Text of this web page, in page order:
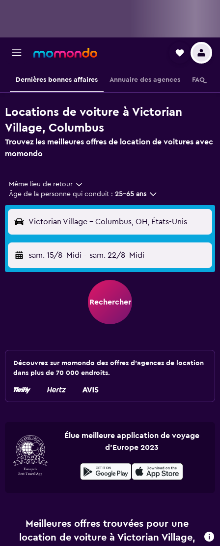
Dernières bonnes affaires Annuaire des agences FAQ
Locations de voiture à Victorian
Village, Columbus
Trouvez les meilleures offres de location de voitures avec
momondo
Même lieu de retour
Âge de la personne qui conduit : 25-65 ans
Victorian Village - Columbus, OH, États-Unis
sam. 15/8 Midi - sam. 22/8 Midi
Rechercher
Découvrez sur momondo des offres d'agences de location
dans plus de 70 000 endroits.
Élue meilleure application de voyage
d'Europe 2023
Meilleures offres trouvées pour une
location de voiture à Victorian Village,